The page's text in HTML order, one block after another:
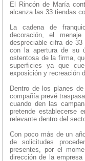
El Rincón de María
alcanza las 33 tiendas
La cadena de
decoración, el
despreciable cifra de
con la apertura de su
ostentosa de la firma,
superficies ya que
exposición y recreación
Dentro de los planes
compañía prevé
cuando den las
pretende establecerse
relevante dentro del
Con poco más de un
de solicitudes
presentes, por el
dirección de la